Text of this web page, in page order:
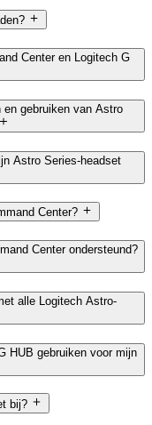
Center en Logitech G
en gebruiken van Astro
Astro Series-headset
Center?
Center ondersteund?
alle Logitech Astro-
HUB gebruiken voor mijn
bij?